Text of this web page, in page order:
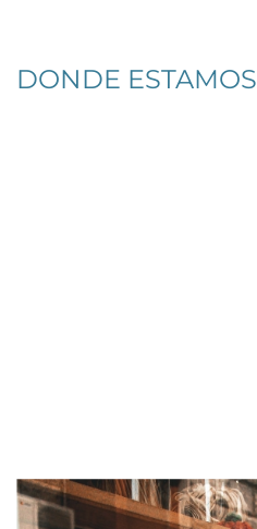
DONDE ESTAMOS